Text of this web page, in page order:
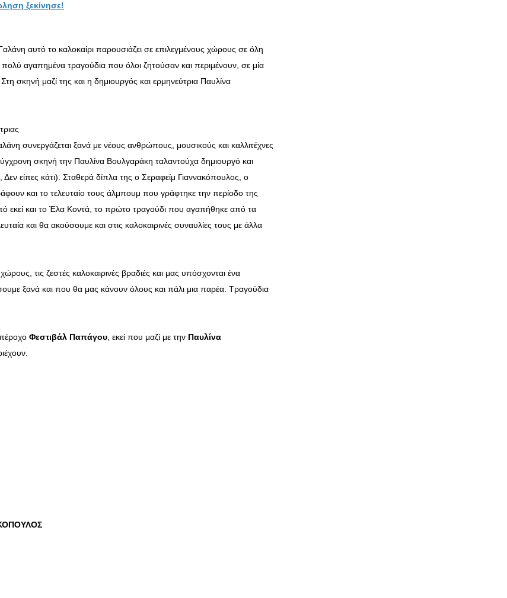
ξεκίνησε!
αυτό το καλοκαίρι παρουσιάζει σε επιλεγμένους χώρους σε όλη
αγαπημένα τραγούδια που όλοι ζητούσαν και περιμένουν, σε μία
σκηνή μαζί της και η δημιουργός και ερμηνεύτρια Παυλίνα
συνεργάζεται ξανά με νέους ανθρώπους, μουσικούς και καλλιτέχνες
σκηνή την Παυλίνα Βουλγαράκη ταλαντούχα δημιουργό και
Δεν είπες κάτι). Σταθερά δίπλα της ο Σεραφείμ Γιαννακόπουλος, ο
και το τελευταίο τους άλμπουμ που γράφτηκε την περίοδο της
εκεί και το Έλα Κοντά, το πρώτο τραγούδι που αγαπήθηκε από τα
και θα ακούσουμε και στις καλοκαιρινές συναυλίες τους με άλλα
τις ζεστές καλοκαιρινές βραδιές και μας υπόσχονται ένα
ξανά και που θα μας κάνουν όλους και πάλι μια παρέα. Τραγούδια
Φεστιβάλ Παπάγου, εκεί που μαζί με την Παυλίνα